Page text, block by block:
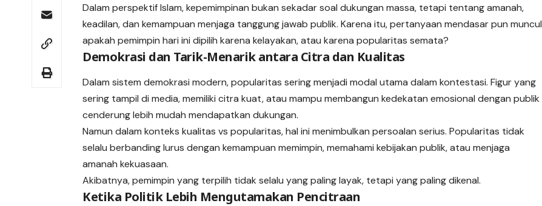
Dalam perspektif Islam, kepemimpinan bukan sekadar soal dukungan massa, tetapi tentang amanah,
keadilan, dan kemampuan menjaga tanggung jawab publik. Karena itu, pertanyaan mendasar pun muncul
apakah pemimpin hari ini dipilih karena kelayakan, atau karena popularitas semata?
Demokrasi dan Tarik-Menarik antara Citra dan Kualitas
Dalam sistem demokrasi modern, popularitas sering menjadi modal utama dalam kontestasi. Figur yang
sering tampil di media, memiliki citra kuat, atau mampu membangun kedekatan emosional dengan publik
cenderung lebih mudah mendapatkan dukungan.
Namun dalam konteks kualitas vs popularitas, hal ini menimbulkan persoalan serius. Popularitas tidak
selalu berbanding lurus dengan kemampuan memimpin, memahami kebijakan publik, atau menjaga
amanah kekuasaan.
Akibatnya, pemimpin yang terpilih tidak selalu yang paling layak, tetapi yang paling dikenal.
Ketika Politik Lebih Mengutamakan Pencitraan